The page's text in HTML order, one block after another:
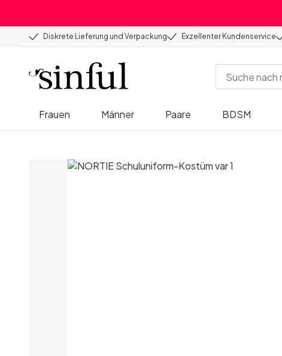
Diskrete Lieferung und Verpackung Exzellenter Kundenservice
Frauen Männer Paare BDSM